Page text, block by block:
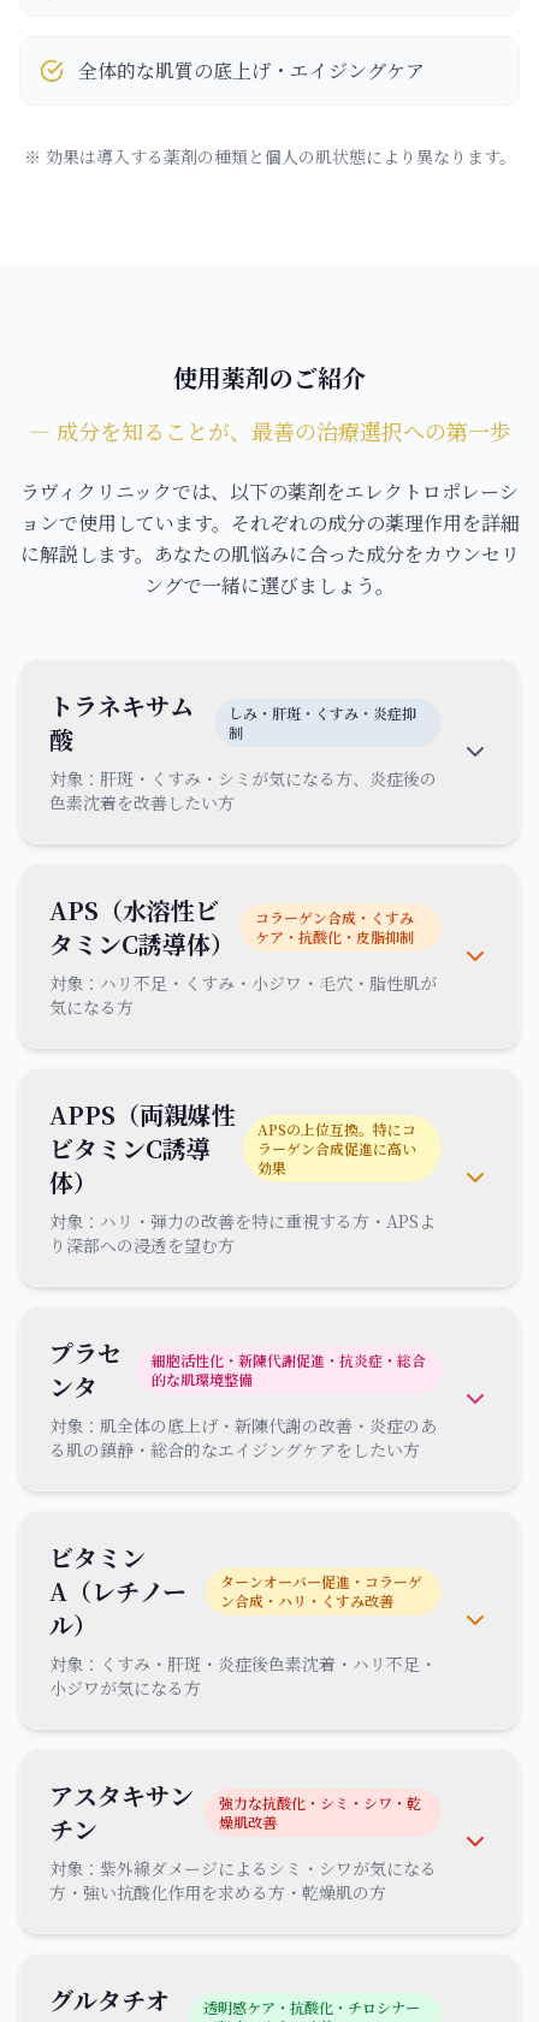
全体的な肌質の底上げ・エイジングケア
※ 効果は導入する薬剤の種類と個人の肌状態により異なります。
使用薬剤のご紹介
― 成分を知ることが、最善の治療選択への第一歩
ラヴィクリニックでは、以下の薬剤をエレクトロポレーシ
ョンで使用しています。それぞれの成分の薬理作用を詳細
に解説します。あなたの肌悩みに合った成分をカウンセリ
ングで一緒に選びましょう。
トラネキサム
酸
しみ・肝斑・くすみ・炎症抑
制
対象： 肝斑・くすみ・シミが気になる方、炎症後の
色素沈着を改善したい方
APS（水溶性ビ
タミンC誘導体）
コラーゲン合成・くすみ
ケア・抗酸化・皮脂抑制
対象： ハリ不足・くすみ・小ジワ・毛穴・脂性肌が
気になる方
APPS（両親媒性
ビタミンC誘導
体）
APSの上位互換。特にコ
ラーゲン合成促進に高い
効果
対象： ハリ・弾力の改善を特に重視する方・APSよ
り深部への浸透を望む方
プラセ
ンタ
細胞活性化・新陳代謝促進・抗炎症・総合
的な肌環境整備
対象： 肌全体の底上げ・新陳代謝の改善・炎症のあ
る肌の鎮静・総合的なエイジングケアをしたい方
ビタミン
A（レチノー
ル）
ターンオーバー促進・コラーゲ
ン合成・ハリ・くすみ改善
対象： くすみ・肝斑・炎症後色素沈着・ハリ不足・
小ジワが気になる方
アスタキサン
チン
強力な抗酸化・シミ・シワ・乾
燥肌改善
対象： 紫外線ダメージによるシミ・シワが気になる
方・強い抗酸化作用を求める方・乾燥肌の方
グルタチオ
透明感ケア・抗酸化・チロシナー